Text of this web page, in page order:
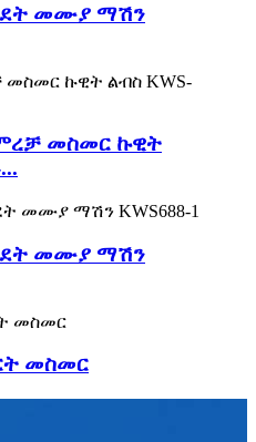
መሙያ ማሽን
መስመር ኩዊት
መሙያ ማሽን
መስመር